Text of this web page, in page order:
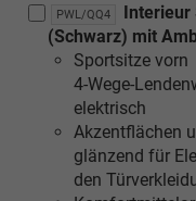
Verbindung
mit
[5MB]
Dekoreinlagen
Aluminium
matt
gebürstet
oder
PWL/QQ4
Interieur
(Schwarz) mit
Sportsitze vorn
4-Wege-
elektrisch
Akzentflächen
glänzend für
den